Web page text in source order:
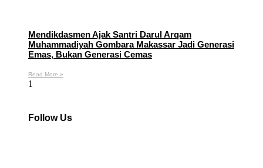
Mendikdasmen Ajak Santri Darul Arqam
Muhammadiyah Gombara Makassar Jadi Generasi
Emas, Bukan Generasi Cemas
Read More »
Follow Us